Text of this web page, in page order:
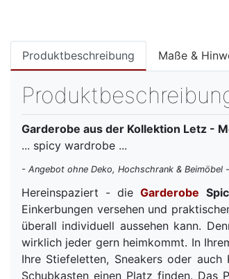
Produktbeschreibung Maße &
Garderobe aus der Kollektion Letz -
... spicy wardrobe ...
- Angebot ohne Deko, Hochschrank & Beimöbel -
Hereinspaziert - die Garderobe
Einkerbungen versehen und
überall individuell aussehen kann.
wirklich jeder gern heimkommt. In
Ihre Stiefeletten, Sneakers oder
Schubkasten einen Platz finden.